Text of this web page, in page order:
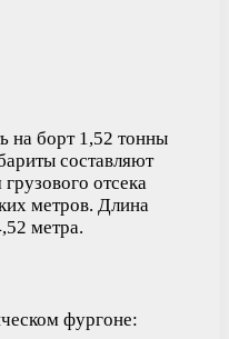
на борт 1,52 тонны
составляют
отсека
метров. Длина
метра.
фургоне: